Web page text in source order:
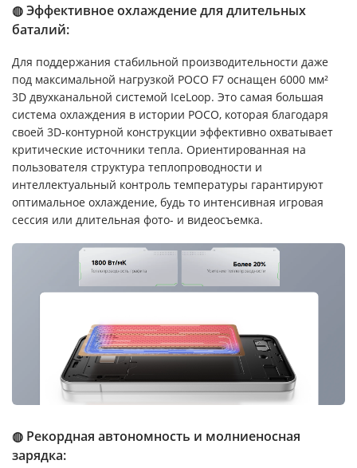
◍ Эффективное охлаждение для длительных
баталий:
Для поддержания стабильной производительности даже
под максимальной нагрузкой POCO F7 оснащен 6000 мм²
3D двухканальной системой IceLoop. Это самая большая
система охлаждения в истории POCO, которая благодаря
своей 3D-контурной конструкции эффективно охватывает
критические источники тепла. Ориентированная на
пользователя структура теплопроводности и
интеллектуальный контроль температуры гарантируют
оптимальное охлаждение, будь то интенсивная игровая
сессия или длительная фото- и видеосъемка.
◍ Рекордная автономность и молниеносная
зарядка: